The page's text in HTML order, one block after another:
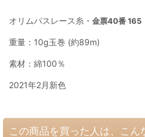
オリムパスレース糸・ 金票40番 165
重量：10g玉巻 (約89m)
素材：綿100％
2021年2月新色
この商品を買った人は、こん